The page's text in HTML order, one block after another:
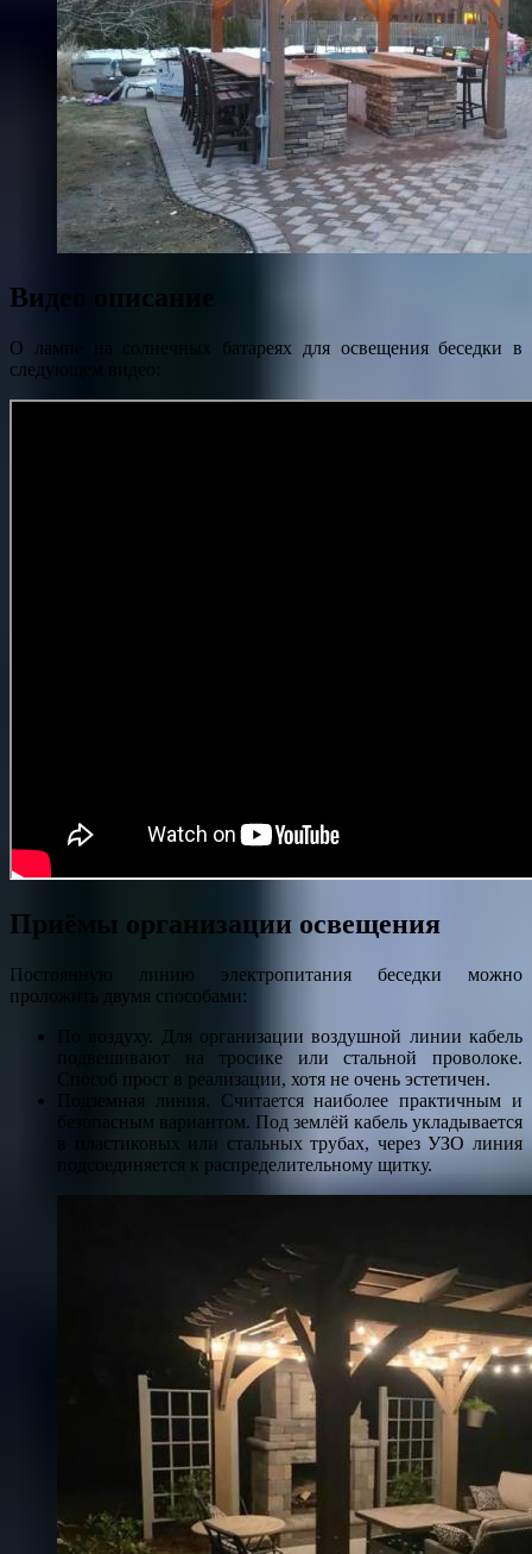
Видео описание
О лампе на солнечных батареях для освещения беседки в
следующем видео:
Приёмы организации освещения
Постоянную линию электропитания беседки можно
проложить двумя способами:
По воздуху. Для организации воздушной линии кабель
подвешивают на тросике или стальной проволоке.
Способ прост в реализации, хотя не очень эстетичен.
Подземная линия. Считается наиболее практичным и
безопасным вариантом. Под землёй кабель укладывается
в пластиковых или стальных трубах, через УЗО линия
подсоединяется к распределительному щитку.